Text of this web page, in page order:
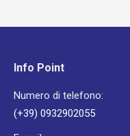
Info Point
Numero di telefono:
(+39) 0932902055